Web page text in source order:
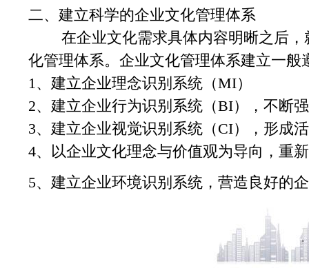
二、建立科学的企业文化管理体系
在企业文化需求具体内容明晰之后，
化管理体系。企业文化管理体系建立一般
1、建立企业理念识别系统（MI）
2、建立企业行为识别系统（BI），不断
3、建立企业视觉识别系统（CI），形成
4、以企业文化理念与价值观为导向，重
5、建立企业环境识别系统，营造良好的